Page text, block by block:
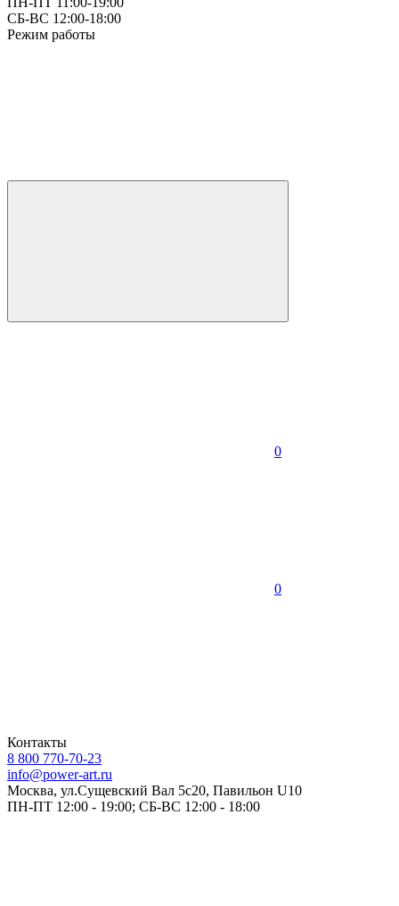
СБ-ВС 12:00-18:00
Режим работы
0
0
Контакты
8 800 770-70-23
info@power-art.ru
Москва, ул.Сущевский Вал 5с20, Павильон U10
ПН-ПТ 12:00 - 19:00; СБ-ВС 12:00 - 18:00